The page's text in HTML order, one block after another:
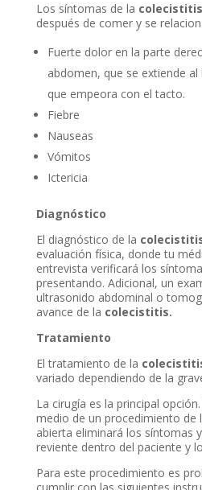
Los síntomas de la colecistitis
después de comer y se
Fuerte dolor en la parte
abdomen, que se extiende
que empeora con el tacto.
Fiebre
Nauseas
Vómitos
Ictericia
Diagnóstico
El diagnóstico de la
evaluación física, donde tu
entrevista verificará los
presentando. Adicional, un
ultrasonido abdominal o
avance de la colecistitis.
Tratamiento
El tratamiento de la
variado dependiendo de la
La cirugía es la principal
medio de un procedimiento de
abierta eliminará los síntomas
reviente dentro del paciente y
Para este procedimiento es